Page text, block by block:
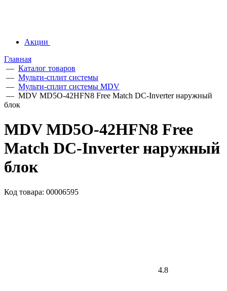
Акции
Главная
— Каталог товаров
— Мульти-сплит системы
— Мульти-сплит системы MDV
— MDV MD5O-42HFN8 Free Match DC-Inverter наружный
блок
MDV MD5O-42HFN8 Free
Match DC-Inverter наружный
блок
Код товара: 00006595
4.8